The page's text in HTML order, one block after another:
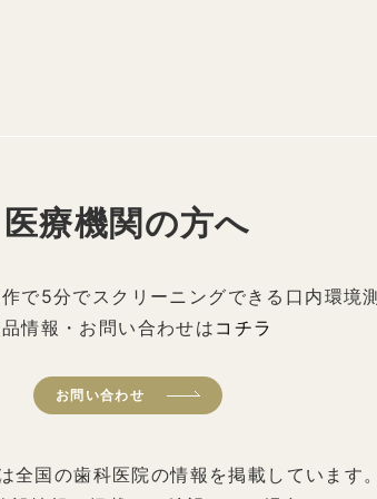
医療機関の方へ
で5分でスクリーニングできる口内環境
情報・お問い合わせはコチラ
お問い合わせ
国の歯科医院の情報を掲載しています。